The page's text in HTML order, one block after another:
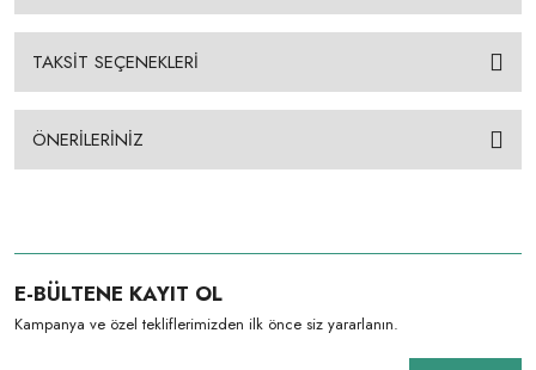
TAKSİT SEÇENEKLERİ
ÖNERİLERİNİZ
E-BÜLTENE KAYIT OL
Kampanya ve özel tekliflerimizden ilk önce siz yararlanın.